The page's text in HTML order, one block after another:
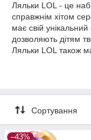
Ляльки LOL - це
справжнім хітом
має свій
дозволяють дітям
Ляльки LOL також
Завдяки своїй
дітей.
Сортування
–43%